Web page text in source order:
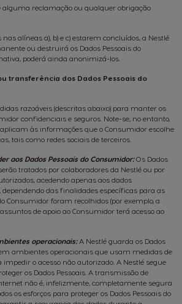
alguma reclamação ou qualquer obrigação
nas alíneas a), b) e c) estarem concluídos, a Nestlé
ou destruirá os Dados Pessoais do
poderá ainda anonimizá-los.
transferência dos Dados Pessoais do
razoáveis (descritas abaixo) para manter os
confidenciais e seguros. Note-se, no entanto,
às informações que o Consumidor escolhe
tais como redes sociais de terceiros.
aos Dados Pessoais do Consumidor: Os Dados
tratados por colaboradores da Nestlé ou por
acedendo apenas aos dados
das finalidades específicas para as
Consumidor foram recolhidos (por exemplo, a
de apoio ao Consumidor terá acesso ao
operacionais:A Nestlé guarda os Dados
ambientes operacionais que usam medidas de
o acesso não autorizado. A Nestlé segue
os Dados Pessoais. A transmissão de
não é, infelizmente, completamente segura
os esforços para proteger os Dados Pessoais do